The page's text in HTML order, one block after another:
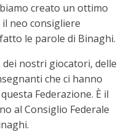
creato un ottimo
neo consigliere
le parole di Binaghi.
dei nostri giocatori, delle
che ci hanno
Federazione. È il
al Consiglio Federale